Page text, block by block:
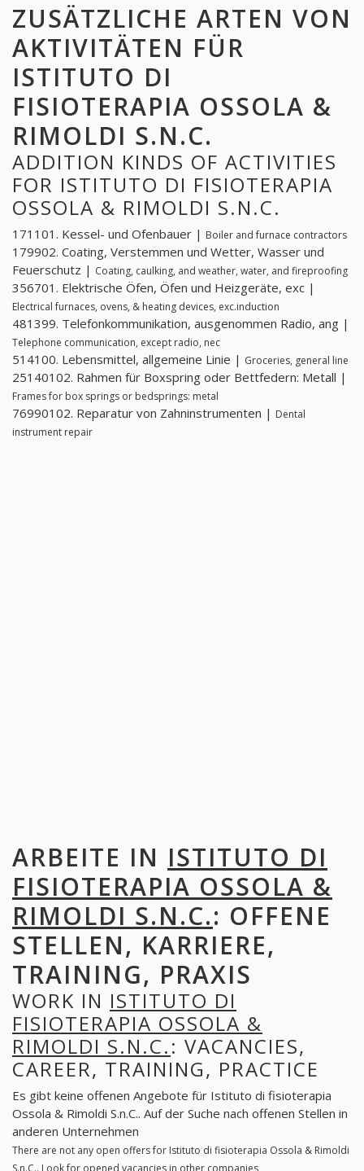
ZUSÄTZLICHE ARTEN VON
AKTIVITÄTEN FÜR
ISTITUTO DI
FISIOTERAPIA OSSOLA &
RIMOLDI S.N.C.
ADDITION KINDS OF ACTIVITIES
FOR ISTITUTO DI FISIOTERAPIA
OSSOLA & RIMOLDI S.N.C.
171101. Kessel- und Ofenbauer | Boiler and furnace contractors
179902. Coating, Verstemmen und Wetter, Wasser und
Feuerschutz | Coating, caulking, and weather, water, and fireproofing
356701. Elektrische Öfen, Öfen und Heizgeräte, exc |
Electrical furnaces, ovens, & heating devices, exc.induction
481399. Telefonkommunikation, ausgenommen Radio, ang |
Telephone communication, except radio, nec
514100. Lebensmittel, allgemeine Linie | Groceries, general line
25140102. Rahmen für Boxspring oder Bettfedern: Metall |
Frames for box springs or bedsprings: metal
76990102. Reparatur von Zahninstrumenten | Dental
instrument repair
ARBEITE IN ISTITUTO DI
FISIOTERAPIA OSSOLA &
RIMOLDI S.N.C.: OFFENE
STELLEN, KARRIERE,
TRAINING, PRAXIS
WORK IN ISTITUTO DI
FISIOTERAPIA OSSOLA &
RIMOLDI S.N.C.: VACANCIES,
CAREER, TRAINING, PRACTICE
Es gibt keine offenen Angebote für Istituto di fisioterapia
Ossola & Rimoldi S.n.C.. Auf der Suche nach offenen Stellen in
anderen Unternehmen
There are not any open offers for Istituto di fisioterapia Ossola & Rimoldi